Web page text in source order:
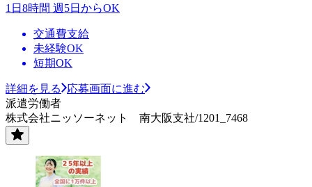
1日8時間 週5日からOK
交通費支給
未経験OK
短期OK
詳細を見る
応募画面に進む
派遣労働者
株式会社ニッソーネット 南大阪支社/1201_7468